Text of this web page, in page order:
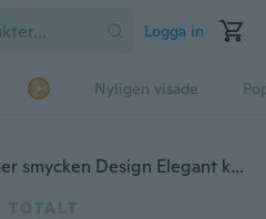
Logga in
Nyligen visade
Personlighet Trendiga damer smycken Design Elegant kristall sol och mån droppe långa örhängen
TOTALT